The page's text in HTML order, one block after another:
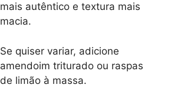
mais autêntico e textura mais
macia.
Se quiser variar, adicione
amendoim triturado ou raspas
de limão à massa.